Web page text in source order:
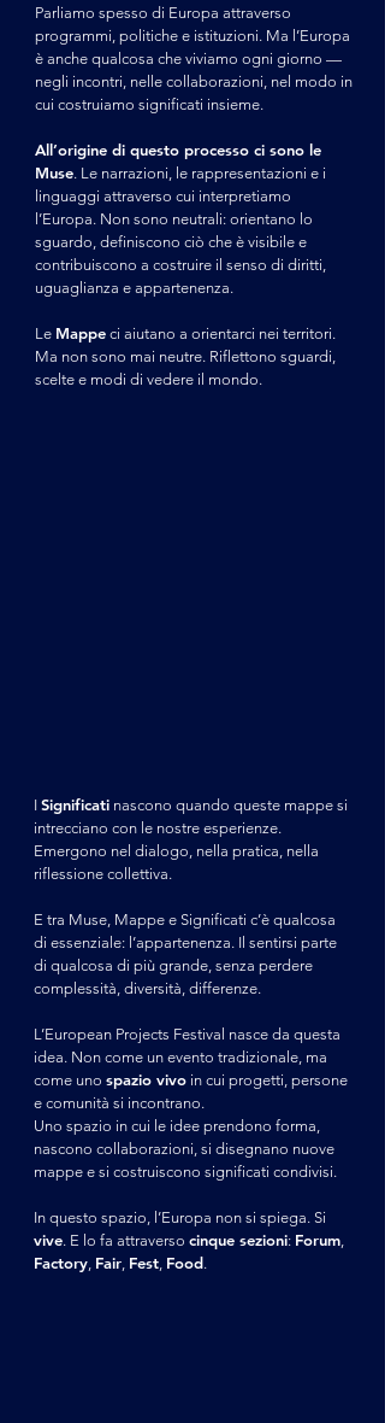
Parliamo spesso di Europa attraverso
programmi, politiche e istituzioni. Ma l’Europa
è anche qualcosa che viviamo ogni giorno —
negli incontri, nelle collaborazioni, nel modo in
cui costruiamo significati insieme.
All’origine di questo processo ci sono le
Muse. Le narrazioni, le rappresentazioni e i
linguaggi attraverso cui interpretiamo
l’Europa. Non sono neutrali: orientano lo
sguardo, definiscono ciò che è visibile e
contribuiscono a costruire il senso di diritti,
uguaglianza e appartenenza.
Le Mappe ci aiutano a orientarci nei territori.
Ma non sono mai neutre. Riflettono sguardi,
scelte e modi di vedere il mondo.
I Significati nascono quando queste mappe si
intrecciano con le nostre esperienze.
Emergono nel dialogo, nella pratica, nella
riflessione collettiva.
E tra Muse, Mappe e Significati c’è qualcosa
di essenziale: l’appartenenza. Il sentirsi parte
di qualcosa di più grande, senza perdere
complessità, diversità, differenze.
L’European Projects Festival nasce da questa
idea. Non come un evento tradizionale, ma
come uno spazio vivo in cui progetti, persone
e comunità si incontrano.
Uno spazio in cui le idee prendono forma,
nascono collaborazioni, si disegnano nuove
mappe e si costruiscono significati condivisi.
In questo spazio, l’Europa non si spiega. Si
vive. E lo fa attraverso cinque sezioni: Forum,
Factory, Fair, Fest, Food.